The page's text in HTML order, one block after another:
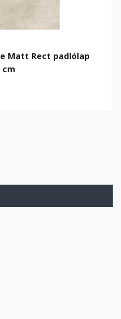
Matt Rect padlólap
cm